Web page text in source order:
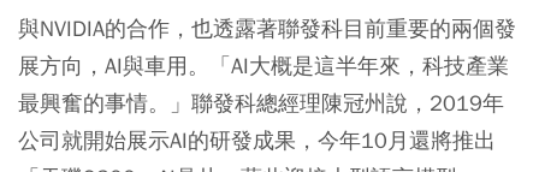
與NVIDIA的合作，也透露著聯發科目前重要的兩個發
展方向，AI與車用。「AI大概是這半年來，科技產業
最興奮的事情。」聯發科總經理陳冠州說，2019年
公司就開始展示AI的研發成果，今年10月還將推出